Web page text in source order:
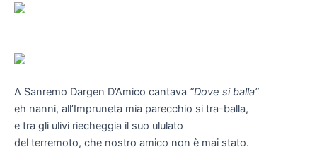
A Sanremo Dargen D’Amico cantava “Dove si balla”
eh nanni, all’Impruneta mia parecchio si tra-balla,
e tra gli ulivi riecheggia il suo ululato
del terremoto, che nostro amico non è mai stato.